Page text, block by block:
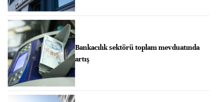
Bankacılık sektörü toplam mevduatında
artış